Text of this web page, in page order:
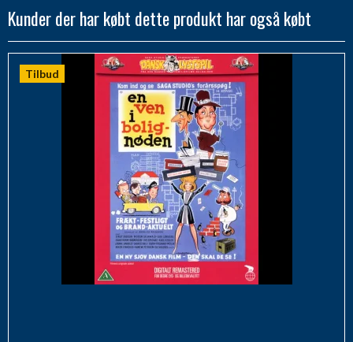
Kunder der har købt dette produkt har også købt
Tilbud